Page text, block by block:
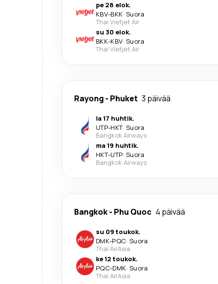
pe 28 elok.
KBV-BKK· Suora
Thai Vietjet Air
su 30 elok.
BKK-KBV· Suora
Thai Vietjet Air
Rayong- Phuket 3 päivää
la 17 huhtik.
UTP-HKT· Suora
Bangkok Airways
ma 19 huhtik.
HKT-UTP· Suora
Bangkok Airways
Bangkok- Phu Quoc 4 päivää
su 09 toukok.
DMK-PQC· Suora
Thai AirAsia
ke 12 toukok.
PQC-DMK· Suora
Thai AirAsia